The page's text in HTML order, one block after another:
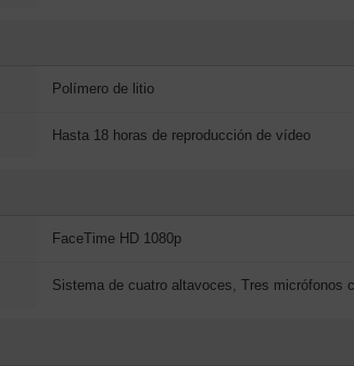
Polímero de litio
Hasta 18 horas de reproducción de vídeo
FaceTime HD 1080p
Sistema de cuatro altavoces, Tres micrófonos